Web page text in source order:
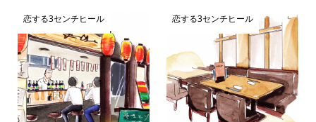
恋する3センチヒール 恋する3センチヒール